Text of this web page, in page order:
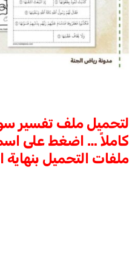
لتحميل ملف تفسير
كاملاً … اضغط على
ملفات التحميل بنهاية